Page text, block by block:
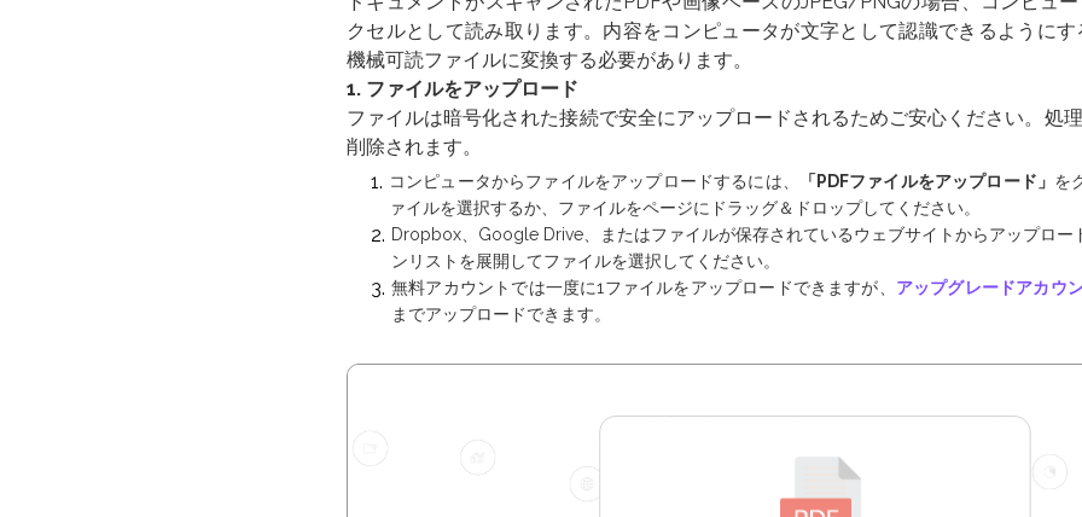
クセルとして読み取ります。内容をコンピュータが文字として認識できるように
機械可読ファイルに変換する必要があります。
1. ファイルをアップロード
ファイルは暗号化された接続で安全にアップロードされるためご安心ください。処
削除されます。
コンピュータからファイルをアップロードするには、 「PDFファイルをアップロード」 を
ァイルを選択するか、ファイルをページにドラッグ＆ドロップしてください。
Dropbox、Google Drive、またはファイルが保存されているウェブサイトからアップロー
ンリストを展開してファイルを選択してください。
無料アカウントでは一度に1ファイルをアップロードできますが、 アップグレードアカウ
までアップロードできます。